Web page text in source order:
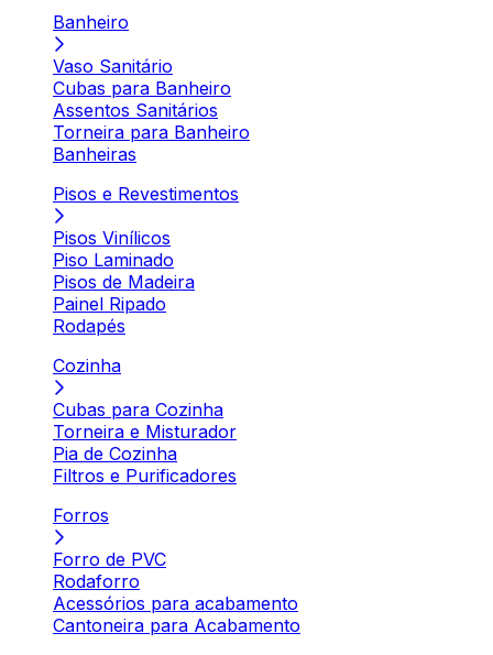
Banheiro
Vaso Sanitário
Cubas para Banheiro
Assentos Sanitários
Torneira para Banheiro
Banheiras
Pisos e Revestimentos
Pisos Vinílicos
Piso Laminado
Pisos de Madeira
Painel Ripado
Rodapés
Cozinha
Cubas para Cozinha
Torneira e Misturador
Pia de Cozinha
Filtros e Purificadores
Forros
Forro de PVC
Rodaforro
Acessórios para acabamento
Cantoneira para Acabamento